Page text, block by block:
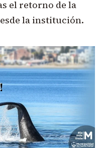
el retorno de la
la institución.